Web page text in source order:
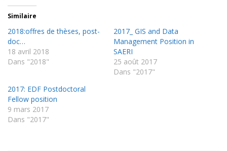
Similaire
2018:offres de thèses, post-
doc…
18 avril 2018
Dans "2018"
2017_ GIS and Data
Management Position in
SAERI
25 août 2017
Dans "2017"
2017: EDF Postdoctoral
Fellow position
9 mars 2017
Dans "2017"